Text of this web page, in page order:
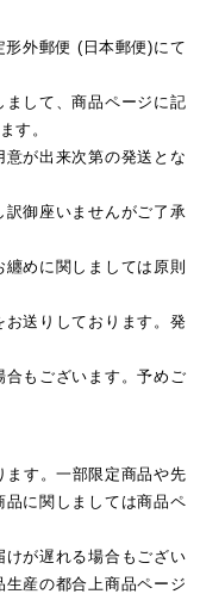
形外郵便 (日本郵便)にて
して、商品ページに記
す。
が出来次第の発送とな
訳御座いませんがご了承
めに関しましては原則
送りしております。発
合もございます。予めご
ます。一部限定商品や先
に関しましては商品ペ
けが遅れる場合もござい
産の都合上商品ページ